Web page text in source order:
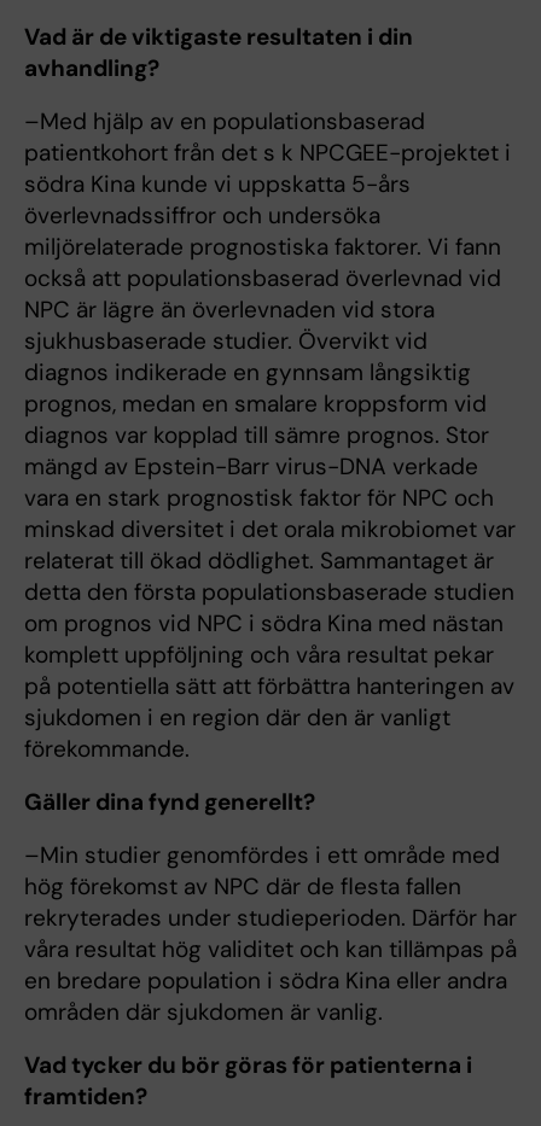
Vad är de viktigaste resultaten i din
avhandling?
–Med hjälp av en populationsbaserad
patientkohort från det s k NPCGEE-projektet i
södra Kina kunde vi uppskatta 5-års
överlevnadssiffror och undersöka
miljörelaterade prognostiska faktorer. Vi fann
också att populationsbaserad överlevnad vid
NPC är lägre än överlevnaden vid stora
sjukhusbaserade studier. Övervikt vid
diagnos indikerade en gynnsam långsiktig
prognos, medan en smalare kroppsform vid
diagnos var kopplad till sämre prognos. Stor
mängd av Epstein-Barr virus-DNA verkade
vara en stark prognostisk faktor för NPC och
minskad diversitet i det orala mikrobiomet var
relaterat till ökad dödlighet. Sammantaget är
detta den första populationsbaserade studien
om prognos vid NPC i södra Kina med nästan
komplett uppföljning och våra resultat pekar
på potentiella sätt att förbättra hanteringen av
sjukdomen i en region där den är vanligt
förekommande.
Gäller dina fynd generellt?
–Min studier genomfördes i ett område med
hög förekomst av NPC där de flesta fallen
rekryterades under studieperioden. Därför har
våra resultat hög validitet och kan tillämpas på
en bredare population i södra Kina eller andra
områden där sjukdomen är vanlig.
Vad tycker du bör göras för patienterna i
framtiden?